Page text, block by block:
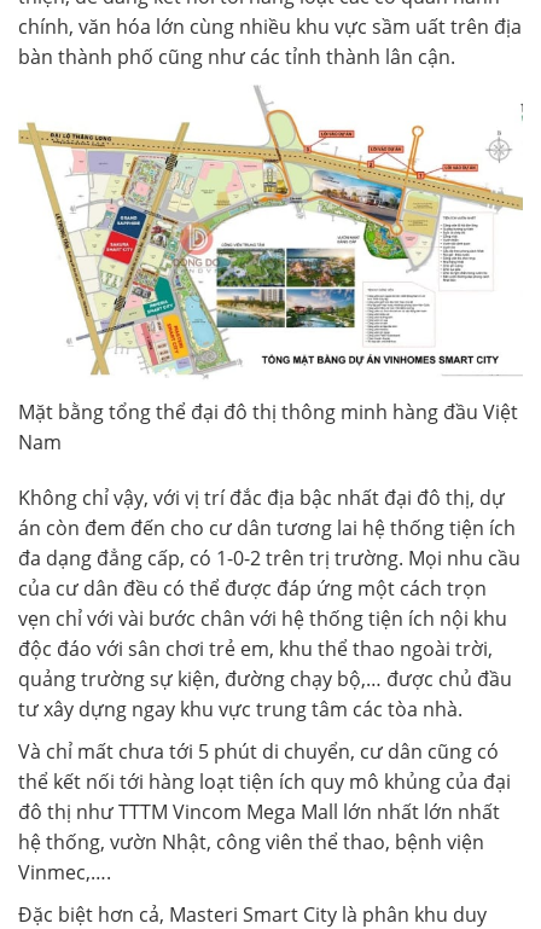
chính, văn hóa lớn cùng nhiều khu vực sầm uất trên địa
bàn thành phố cũng như các tỉnh thành lân cận.
Mặt bằng tổng thể đại đô thị thông minh hàng đầu Việt
Nam
Không chỉ vậy, với vị trí đắc địa bậc nhất đại đô thị, dự
án còn đem đến cho cư dân tương lai hệ thống tiện ích
đa dạng đẳng cấp, có 1-0-2 trên trị trường. Mọi nhu cầu
của cư dân đều có thể được đáp ứng một cách trọn
vẹn chỉ với vài bước chân với hệ thống tiện ích nội khu
độc đáo với sân chơi trẻ em, khu thể thao ngoài trời,
quảng trường sự kiện, đường chạy bộ,… được chủ đầu
tư xây dựng ngay khu vực trung tâm các tòa nhà.
Và chỉ mất chưa tới 5 phút di chuyển, cư dân cũng có
thể kết nối tới hàng loạt tiện ích quy mô khủng của đại
đô thị như TTTM Vincom Mega Mall lớn nhất lớn nhất
hệ thống, vườn Nhật, công viên thể thao, bệnh viện
Vinmec,….
Đặc biệt hơn cả, Masteri Smart City là phân khu duy